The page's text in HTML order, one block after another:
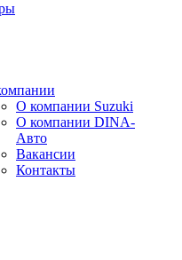
О компании Suzuki
О компании DINA-
Авто
Вакансии
Контакты